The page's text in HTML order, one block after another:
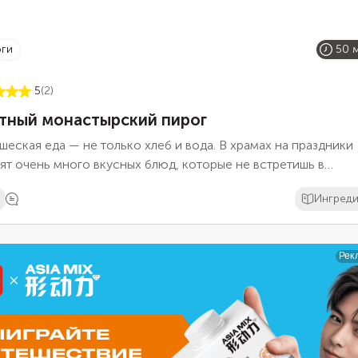
50
5(2)
монастырский пирог
еда — не только хлеб и вода. В храмах на праздники
очень много вкусных блюд, которые не встретишь в
самобытностью. Приготовьте по этому рецепту
монастырский пирог. Это традиционная русская
готовится из доступных и натуральных продуктов.